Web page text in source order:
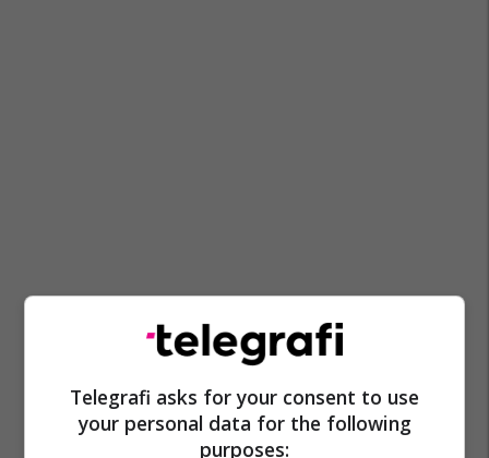
Telegrafi asks for your consent to use
your personal data for the following
purposes: